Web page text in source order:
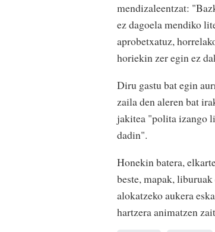
mendizaleentzat:
ez dagoela mendiko
aprobetxatuz,
horiekin zer egin ez
Diru gastu bat egin
zaila den aleren bat
jakitea "polita izango
dadin".
Honekin batera,
beste, mapak,
alokatzeko aukera
hartzera animatzen